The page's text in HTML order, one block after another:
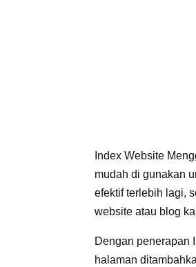
Index Website
mudah di gunakan
efektif terlebih lagi,
website atau blog
Dengan penerapan
halaman